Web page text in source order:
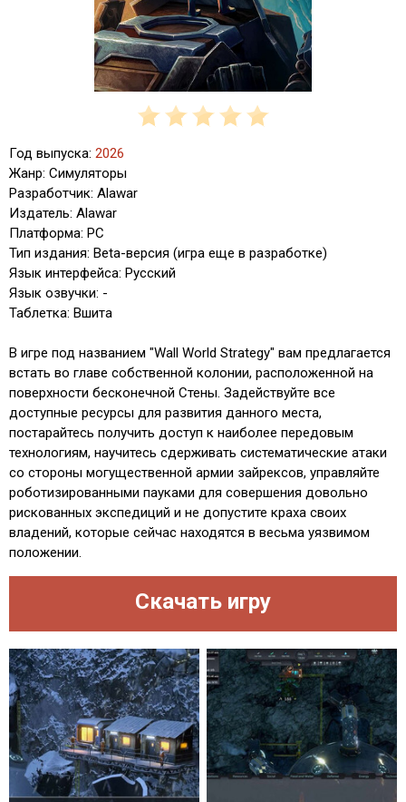
Год выпуска: 2026
Жанр: Симуляторы
Разработчик: Alawar
Издатель: Alawar
Платформа: PC
Тип издания: Beta-версия (игра еще в разработке)
Язык интерфейса: Русский
Язык озвучки: -
Таблетка: Вшита
В игре под названием "Wall World Strategy" вам предлагается
встать во главе собственной колонии, расположенной на
поверхности бесконечной Стены. Задействуйте все
доступные ресурсы для развития данного места,
постарайтесь получить доступ к наиболее передовым
технологиям, научитесь сдерживать систематические атаки
со стороны могущественной армии зайрексов, управляйте
роботизированными пауками для совершения довольно
рискованных экспедиций и не допустите краха своих
владений, которые сейчас находятся в весьма уязвимом
положении.
Скачать игру